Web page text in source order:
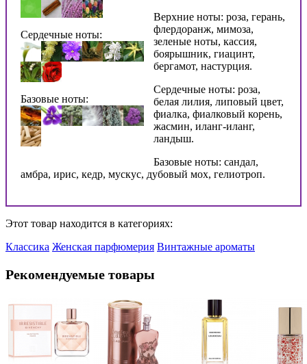
Сердечные ноты:
Базовые ноты:
Верхние ноты: роза, герань,
флердоранж, мимоза,
зеленые ноты, кассия,
боярышник, гиацинт,
бергамот, настурция.
Сердечные ноты: роза,
белая лилия, липовый цвет,
фиалка, фиалковый корень,
жасмин, иланг-иланг,
ландыш.
Базовые ноты: сандал,
амбра, ирис, кедр, мускус, дубовый мох, гелиотроп.
Этот товар находится в категориях:
Классика Женская парфюмерия Винтажные ароматы
Рекомендуемые товары